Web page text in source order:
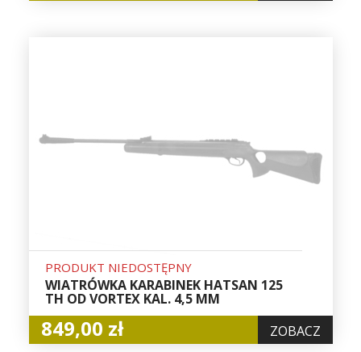
PRODUKT NIEDOSTĘPNY
WIATRÓWKA KARABINEK HATSAN 125
TH OD VORTEX KAL. 4,5 MM
849,00 zł ZOBACZ